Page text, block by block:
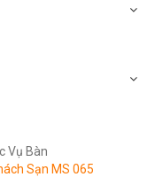
Vụ Bàn
Sạn MS 065